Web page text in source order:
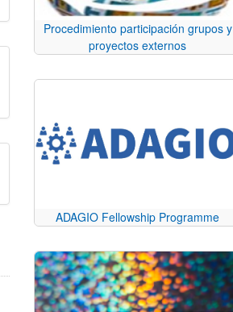
Procedimiento participación grupos y
proyectos externos
ADAGIO Fellowship Programme